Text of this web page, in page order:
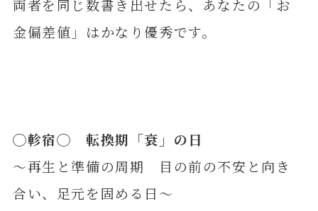
両者を同じ数書き出せたら、あなたの「お
金偏差値」はかなり優秀です。
◯軫宿◯ 転換期「衰」の日
～再生と準備の周期 目の前の不安と向き
合い、足元を固める日～